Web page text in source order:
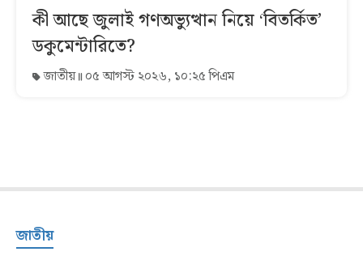
কী আছে জুলাই গণঅভ্যুত্থান নিয়ে ‘বিতর্কিত’
ডকুমেন্টারিতে?
জাতীয় ০৫ আগস্ট ২০২৬, ১০:২৫ পিএম
জাতীয়